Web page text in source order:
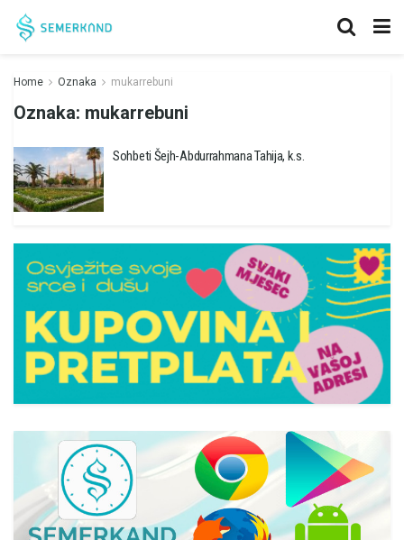
Home Oznaka mukarrebuni
Oznaka: mukarrebuni
Sohbeti Šejh-Abdurrahmana Tahija, k.s.